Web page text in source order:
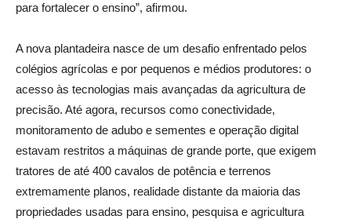
para fortalecer o ensino”, afirmou.
A nova plantadeira nasce de um desafio enfrentado pelos
colégios agrícolas e por pequenos e médios produtores: o
acesso às tecnologias mais avançadas da agricultura de
precisão. Até agora, recursos como conectividade,
monitoramento de adubo e sementes e operação digital
estavam restritos a máquinas de grande porte, que exigem
tratores de até 400 cavalos de potência e terrenos
extremamente planos, realidade distante da maioria das
propriedades usadas para ensino, pesquisa e agricultura